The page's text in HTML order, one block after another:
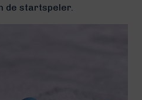
de startspeler.